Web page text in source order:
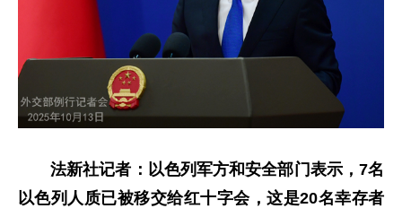
法新社记者：以色列军方和安全部门表示，7名
以色列人质已被移交给红十字会，这是20名幸存者